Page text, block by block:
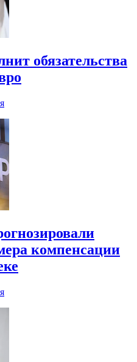
обязательства
компенсации